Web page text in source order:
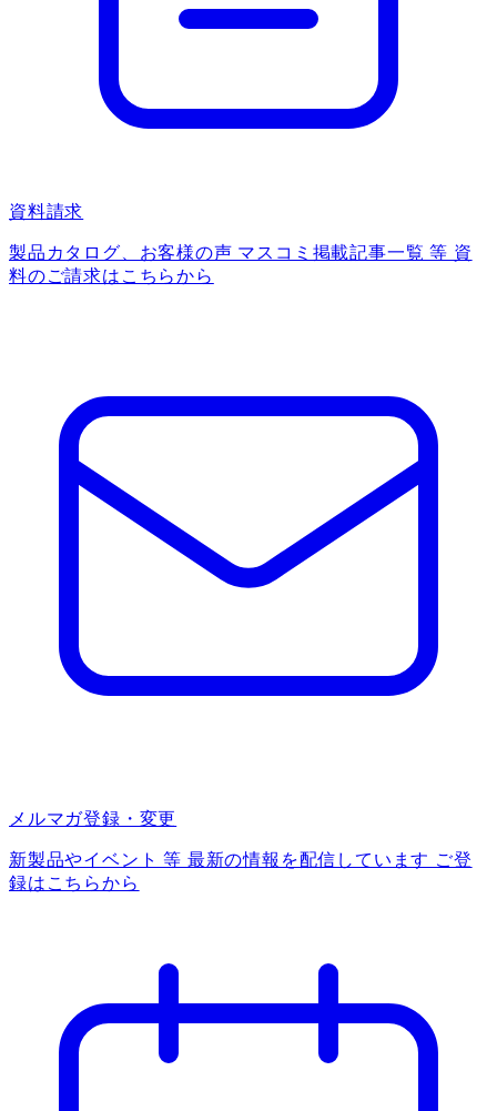
資料請求
製品カタログ、お客様の声 マスコミ掲載記事一覧 等 資
料のご請求はこちらから
メルマガ登録・変更
新製品やイベント 等 最新の情報を配信しています ご登
録はこちらから